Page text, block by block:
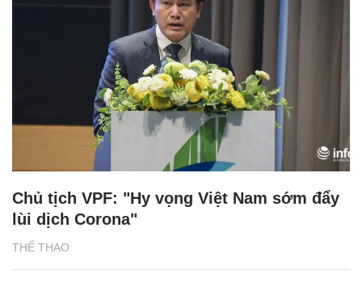
THỂ THAO
Chủ tịch VPF: "Hy vọng Việt Nam sớm đẩy
lùi dịch Corona"